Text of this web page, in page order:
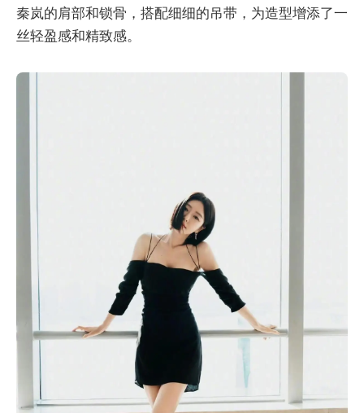
秦岚的肩部和锁骨，搭配细细的吊带，为造型增添了一
丝轻盈感和精致感。